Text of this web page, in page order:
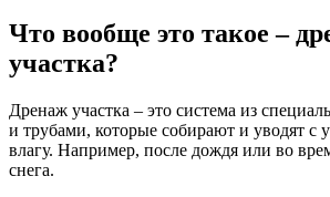
Что вообще это такое –
участка?
Дренаж участка – это система из
и трубами, которые собирают и уводят с
влагу. Например, после дождя или во
снега.